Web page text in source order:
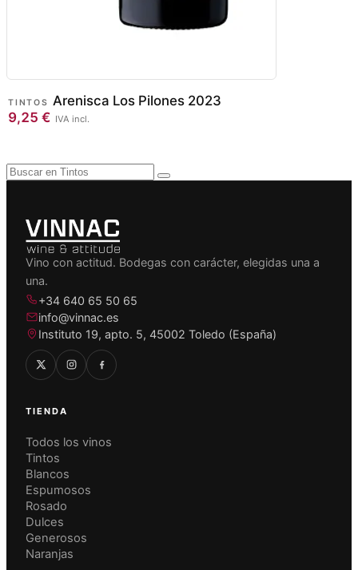
TINTOS
Arenisca Los Pilones 2023
9,25 € IVA incl.
Vino con actitud. Bodegas con carácter, elegidas una a
una.
+34 640 65 50 65
info@vinnac.es
Instituto 19, apto. 5, 45002 Toledo (España)
TIENDA
Todos los vinos
Tintos
Blancos
Espumosos
Rosado
Dulces
Generosos
Naranjas